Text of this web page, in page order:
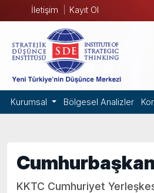
İletişim Kayıt Ol
Kurumsal Bölgesel Analizler
KKTC Cumhuriyet